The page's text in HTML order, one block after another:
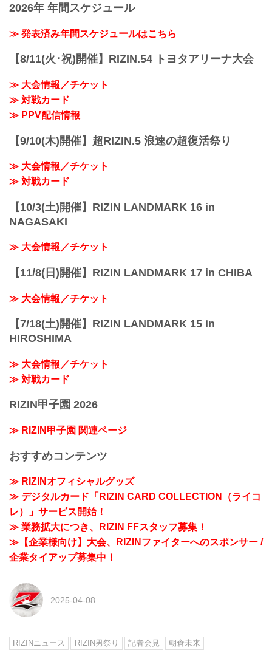
東京ドーム
お客様は公共交通機関をご利用くださ
い。
フェザー級タイトルマッチ
クレベル・コイケ vs. ラジャブアリ・シ
ヒロヤ vs. 篠塚辰樹
ABEMA、U-NEXT、RIZIN LIVEにて販売
※4/15（火）販売開始）
お得なPPV前売りチケットは、大会前日
の5月3日（土）23:59まで販売！
会場に来られない方、また会場にも行く
2026年 年間スケジュール
≫ 発表済み年間スケジュールはこちら
【8/11(火･祝)開催】RIZIN.54 トヨタアリーナ大会
≫ 大会情報／チケット
≫ 対戦カード
≫ PPV配信情報
【9/10(木)開催】超RIZIN.5 浪速の超復活祭り
≫ 大会情報／チケット
≫ 対戦カード
【10/3(土)開催】RIZIN LANDMARK 16 in
NAGASAKI
≫ 大会情報／チケット
【11/8(日)開催】RIZIN LANDMARK 17 in CHIBA
≫ 大会情報／チケット
【7/18(土)開催】RIZIN LANDMARK 15 in
HIROSHIMA
≫ 大会情報／チケット
≫ 対戦カード
RIZIN甲子園 2026
≫ RIZIN甲子園 関連ページ
おすすめコンテンツ
≫ RIZINオフィシャルグッズ
≫ デジタルカード「RIZIN CARD COLLECTION（ライコ
レ）」サービス開始！
≫ 業務拡大につき、RIZIN FFスタッフ募集！
≫【企業様向け】大会、RIZINファイターへのスポンサー /
企業タイアップ募集中！
2025-04-08
RIZINニュース RIZIN男祭り 記者会見 朝倉未来